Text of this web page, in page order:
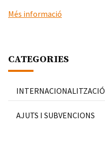
CATEGORIES
INTERNACIONALITZACIÓ
AJUTS I SUBVENCIONS
Més informació